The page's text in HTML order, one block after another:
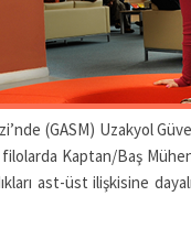
(GASM) Uzakyol
Kaptan/Baş
ast-üst ilişkisine